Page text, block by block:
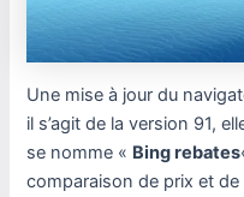
Une mise à jour du
il s’agit de la version 91,
se nomme « Bing rebates
comparaison de prix et